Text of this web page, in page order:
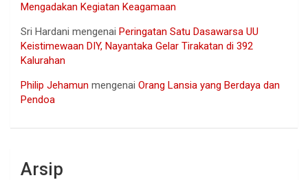
Mengadakan Kegiatan Keagamaan
Sri Hardani mengenai Peringatan Satu Dasawarsa UU
Keistimewaan DIY, Nayantaka Gelar Tirakatan di 392
Kalurahan
Philip Jehamun mengenai Orang Lansia yang Berdaya dan
Pendoa
Arsip